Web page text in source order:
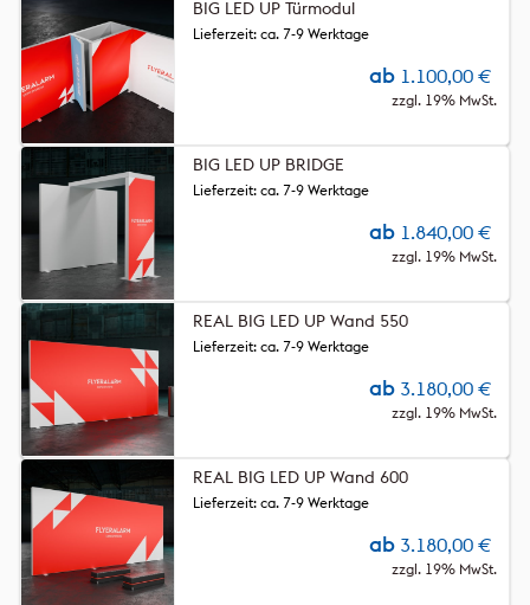
BIG LED UP Türmodul
ab 1.100,00 €
zzgl. 19% MwSt.
Lieferzeit: ca. 7-9 Werktage
BIG LED UP BRIDGE
ab 1.840,00 €
zzgl. 19% MwSt.
Lieferzeit: ca. 7-9 Werktage
REAL BIG LED UP Wand 550
ab 3.180,00 €
zzgl. 19% MwSt.
Lieferzeit: ca. 7-9 Werktage
REAL BIG LED UP Wand 600
ab 3.180,00 €
zzgl. 19% MwSt.
Lieferzeit: ca. 7-9 Werktage